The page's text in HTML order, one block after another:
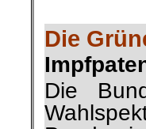
Die
Die